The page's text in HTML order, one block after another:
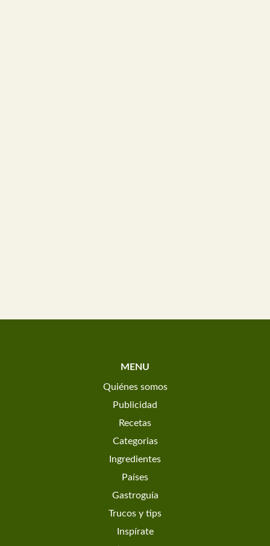
MENU
Quiénes somos
Publicidad
Recetas
Categorias
Ingredientes
Países
Gastroguía
Trucos y tips
Inspírate